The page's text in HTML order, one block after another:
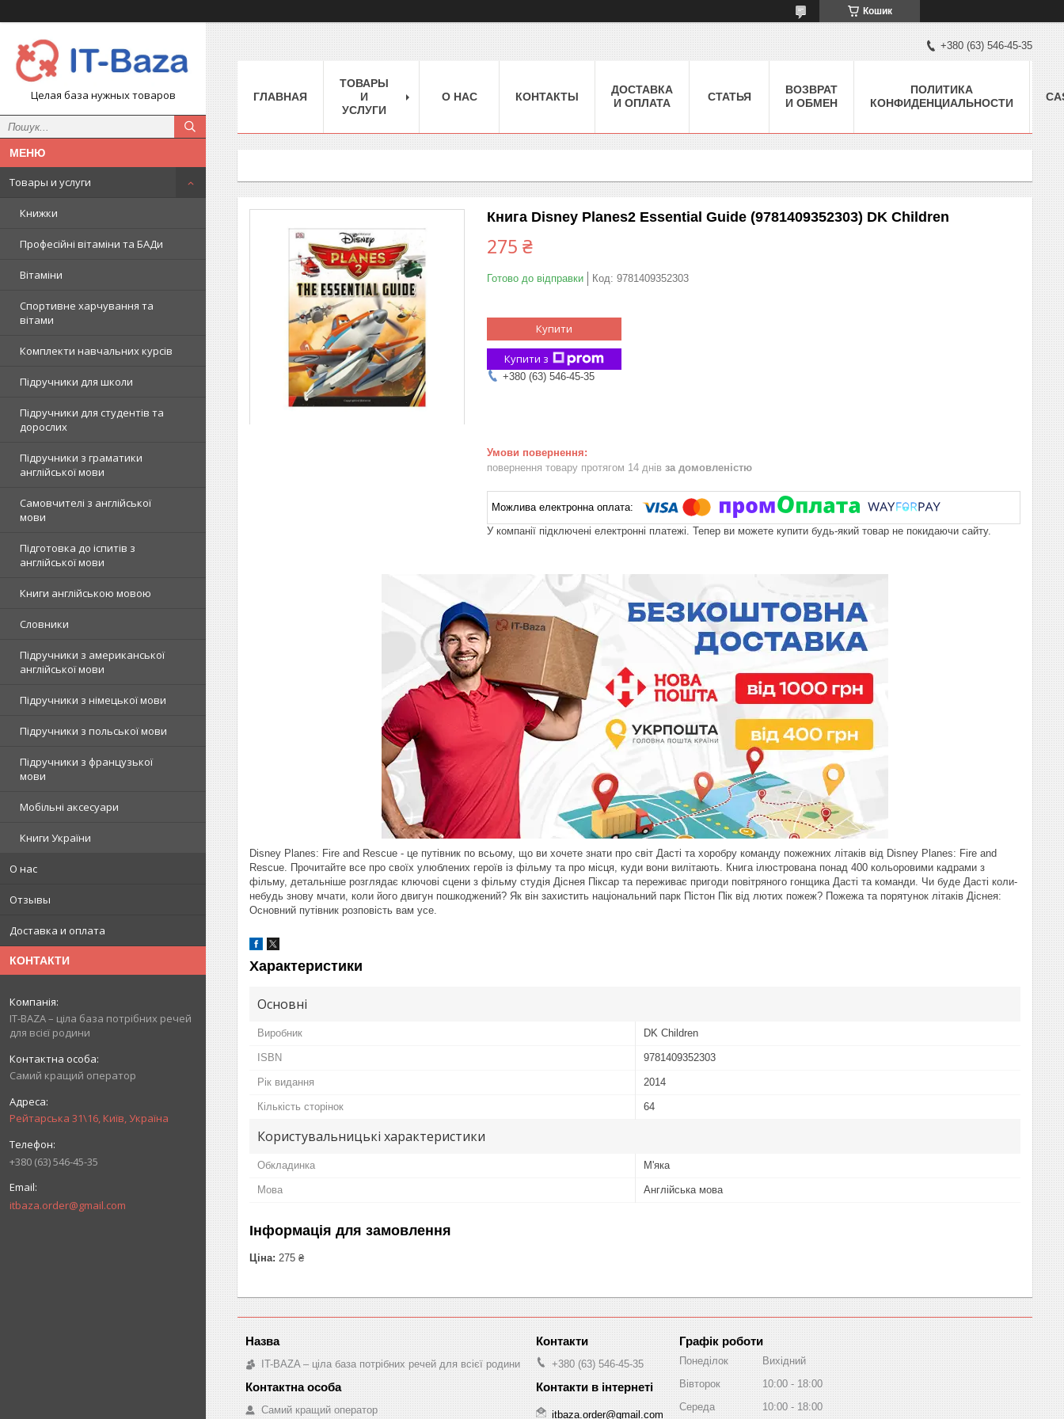
Кошик
Целая база нужных товаров
Товары и услуги
Книжки
Професійні вітаміни та БАДи
Вітаміни
Спортивне харчування та
вітами
Комплекти навчальних курсів
Підручники для школи
Підручники для студентів та
дорослих
Підручники з граматики
англійської мови
Самовчителі з англійської
мови
Підготовка до іспитів з
англійської мови
Книги англійською мовою
Словники
Підручники з американської
англійської мови
Підручники з німецької мови
Підручники з польської мови
Підручники з французької
мови
Мобільні аксесуари
Книги України
О нас
Отзывы
Доставка и оплата
КОНТАКТИ
IT-BAZA – ціла база потрібних речей
для всієї родини
Самий кращий оператор
Рейтарська 31\16, Київ, Україна
+380 (63) 546-45-35
itbaza.order@gmail.com
+380 (63) 546-45-35
ГЛАВНАЯ
ТОВАРЫ
И
УСЛУГИ
О НАС КОНТАКТЫ
ДОСТАВКА
И ОПЛАТА
СТАТЬЯ
ВОЗВРАТ
И ОБМЕН
ПОЛИТИКА
КОНФИДЕНЦИАЛЬНОСТИ
Книга Disney Planes2 Essential Guide (9781409352303) DK Children
275 ₴
Готово до відправки Код: 9781409352303
Купити
Купити з
+380 (63) 546-45-35
повернення товару протягом 14 днів за домовленістю
У компанії підключені електронні платежі. Тепер ви можете купити будь-який товар не покидаючи сайту.
Disney Planes: Fire and Rescue - це путівник по всьому, що ви хочете знати про світ Дасті та хоробру команду пожежних літаків від Disney Planes: Fire and
Rescue. Прочитайте все про своїх улюблених героїв із фільму та про місця, куди вони вилітають. Книга ілюстрована понад 400 кольоровими кадрами з
фільму, детальніше розглядає ключові сцени з фільму студія Діснея Піксар та переживає пригоди повітряного гонщика Дасті та команди. Чи буде Дасті коли-
небудь знову мчати, коли його двигун пошкоджений? Як він захистить національний парк Пістон Пік від лютих пожеж? Пожежа та порятунок літаків Діснея:
Основний путівник розповість вам усе.
Характеристики
Основні
Виробник DK Children
ISBN 9781409352303
Рік видання 2014
Кількість сторінок 64
Користувальницькі характеристики
Обкладинка М'яка
Мова Англійська мова
Інформація для замовлення
Ціна: 275 ₴
IT-BAZA – ціла база потрібних речей для всієї родини
Самий кращий оператор
+380 (63) 546-45-35
itbaza.order@gmail.com
Графік роботи
Понеділок
Вихідний
Вівторок
10:00
18:00
Середа
10:00 18:00